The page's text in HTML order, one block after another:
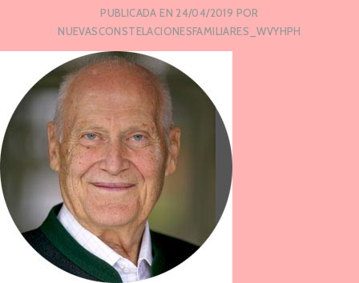
PUBLICADA EN 24/04/2019 POR
NUEVASCONSTELACIONESFAMILIARES_WVYHPH